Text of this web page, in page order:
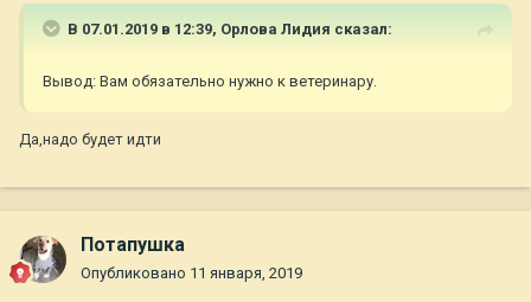
В 07.01.2019 в 12:39, Орлова Лидия сказал:
Вывод: Вам обязательно нужно к ветеринару.
Да,надо будет идти
Потапушка
Опубликовано 11 января, 2019